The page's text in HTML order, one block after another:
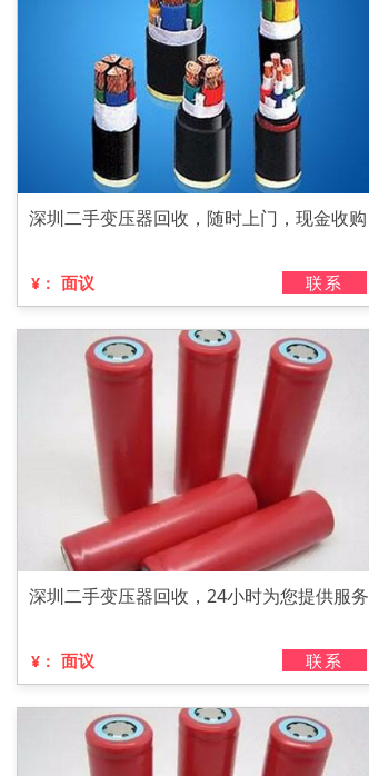
深圳二手变压器回收，随时上门，现金收购
¥： 面议 联系
深圳二手变压器回收，24小时为您提供服务
¥： 面议 联系